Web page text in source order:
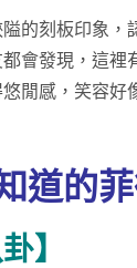
的刻板印象
會發現，這裡
閒感，笑容好
道的
】